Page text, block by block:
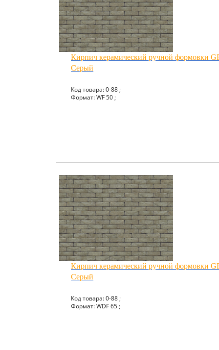
Кирпич керамический ручной формовки
Серый
Код товара: 0-88 ;
Формат: WF 50 ;
Кирпич керамический ручной формовки
Серый
Код товара: 0-88 ;
Формат: WDF 65 ;